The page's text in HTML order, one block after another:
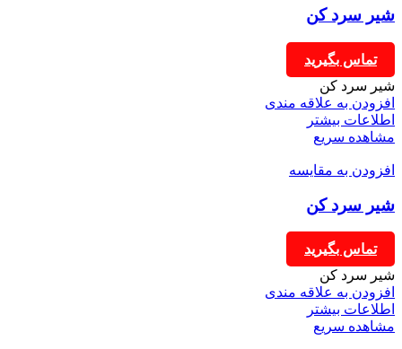
شیر سرد کن
تماس بگیرید
شیر سرد کن
افزودن به علاقه مندی
اطلاعات بیشتر
مشاهده سریع
افزودن به مقایسه
شیر سرد کن
تماس بگیرید
شیر سرد کن
افزودن به علاقه مندی
اطلاعات بیشتر
مشاهده سریع